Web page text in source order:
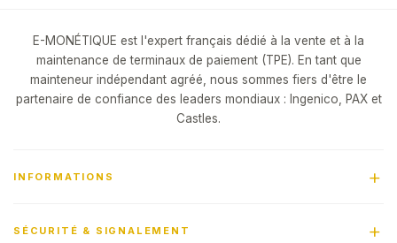
E-MONÉTIQUE est l'expert français dédié à la vente et à la
maintenance de terminaux de paiement (TPE). En tant que
mainteneur indépendant agréé, nous sommes fiers d'être le
partenaire de confiance des leaders mondiaux : Ingenico, PAX et
Castles.
INFORMATIONS
SÉCURITÉ & SIGNALEMENT